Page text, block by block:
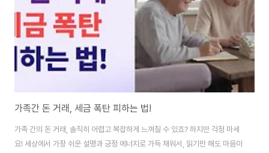
가족간 돈 거래, 세금 폭탄 피하는 법!
가족 간의 돈 거래, 솔직히 어렵고 복잡하게 느껴질 수 있죠? 하지만 걱정 마세
요! 세상에서 가장 쉬운 설명과 긍정 에너지로 가득 채워서, 읽기만 해도 마음이